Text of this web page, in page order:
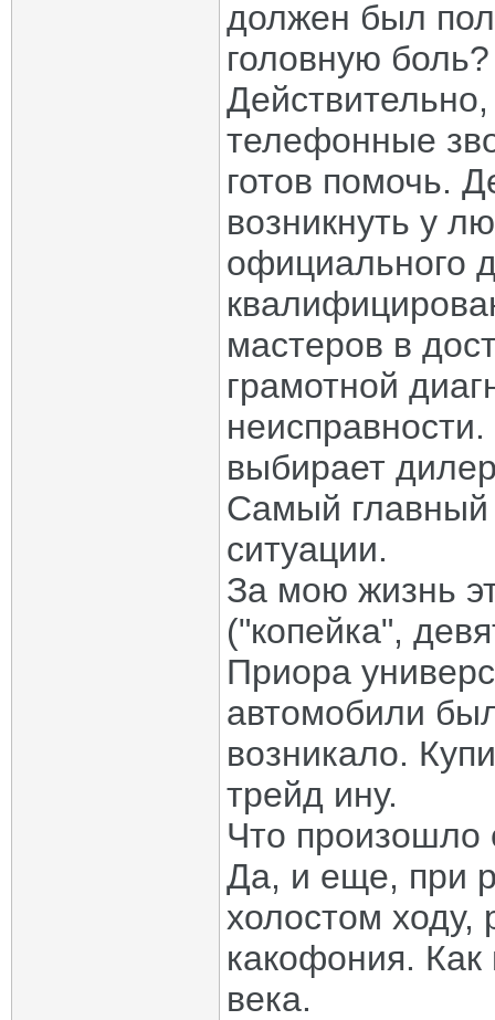
должен был
головную боль?
телефонные
готов помочь.
возникнуть у
официального
мастеров в
грамотной
выбирает
Самый главный
ситуации.
За мою жизнь
("копейка",
Приора
автомобили
возникало.
трейд ину.
Что
Да, и еще, при
холостом
какофония.
века.